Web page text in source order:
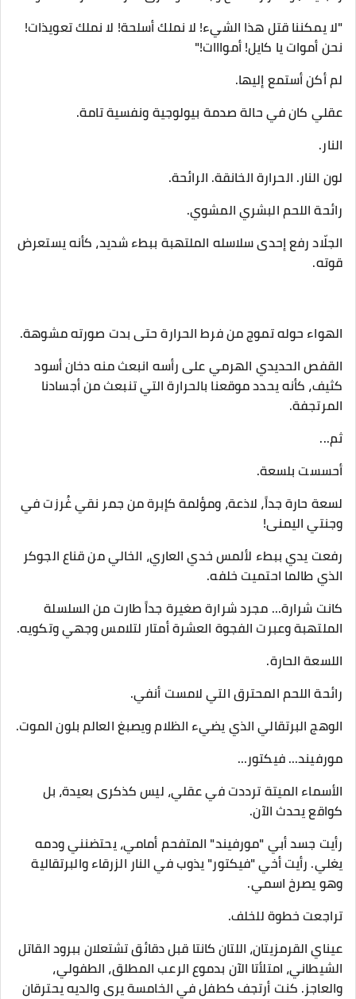
"لا يمكننا قتل هذا الشيء! لا نملك أسلحة! لا نملك تعويذات!
نحن أموات يا كايل! أموااات!"
​لم أكن أستمع إليها.
​عقلي كان في حالة صدمة بيولوجية ونفسية تامة.
النار.
لون النار. الحرارة الخانقة. الرائحة.
رائحة اللحم البشري المشوي.
​الجلّاد رفع إحدى سلاسله الملتهبة ببطء شديد، كأنه يستعرض
قوته.
الهواء حوله تموج من فرط الحرارة حتى بدت صورته مشوهة.
القفص الحديدي الهرمي على رأسه انبعث منه دخان أسود
كثيف، كأنه يحدد موقعنا بالحرارة التي تنبعث من أجسادنا
المرتجفة.
​ثم...
​أحسست بلسعة.
لسعة حارة جداً، لاذعة، ومؤلمة كإبرة من جمر نقي غُرزت في
وجنتي اليمنى!
​رفعت يدي ببطء لألمس خدي العاري، الخالي من قناع الجوكر
الذي طالما احتميت خلفه.
كانت شرارة... مجرد شرارة صغيرة جداً طارت من السلسلة
الملتهبة وعبرت الفجوة العشرة أمتار لتلامس وجهي وتكويه.
​اللسعة الحارة.
رائحة اللحم المحترق التي لامست أنفي.
الوهج البرتقالي الذي يضيء الظلام ويصبغ العالم بلون الموت.
​مورفيند... فيكتور...
​الأسماء الميتة ترددت في عقلي، ليس كذكرى بعيدة، بل
كواقع يحدث الآن.
رأيت جسد أبي "مورفيند" المتفحم أمامي، يحتضنني ودمه
يغلي. رأيت أخي "فيكتور" يذوب في النار الزرقاء والبرتقالية
وهو يصرخ اسمي.
​تراجعت خطوة للخلف.
عيناي القرمزيتان، اللتان كانتا قبل دقائق تشتعلان ببرود القاتل
الشيطاني، امتلأتا الآن بدموع الرعب المطلق، الطفولي،
والعاجز. كنت أرتجف كطفل في الخامسة يرى والديه يحترقان